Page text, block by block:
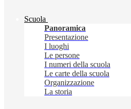
Scuola
Panoramica
Presentazione
I luoghi
Le persone
I numeri della scuola
Le carte della scuola
Organizzazione
La storia